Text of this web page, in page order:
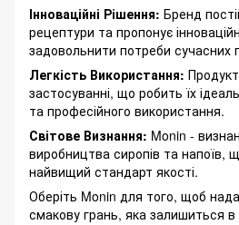
Інноваційні Рішення: Бренд
рецептури та пропонує
задовольнити потреби сучасних
Легкість Використання:
застосуванні, що робить їх
та професійного використання.
Світове Визнання: Monin -
виробництва сиропів та напоїв,
найвищий стандарт якості.
Оберіть Monin для того, щоб
смакову грань, яка залишиться в